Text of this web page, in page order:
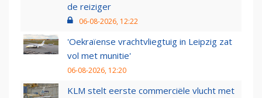
de reiziger
06-08-2026, 12:22
'Oekraïense vrachtvliegtuig in Leipzig zat
vol met munitie'
06-08-2026, 12:20
KLM stelt eerste commerciële vlucht met